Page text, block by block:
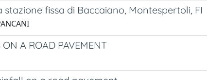
fissa di Baccaiano, Montespertoli, FI
A ROAD PAVEMENT